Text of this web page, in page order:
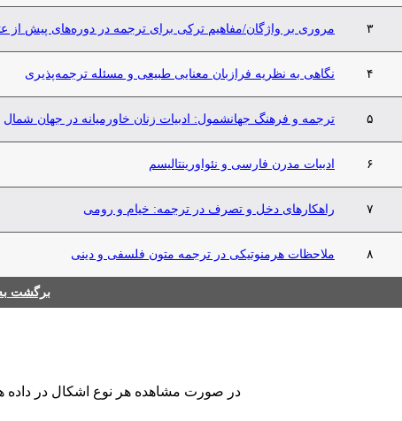
۳ مروری بر واژگان/مفاهیم ترکی برای ترجمه در دوره‌های پیش از
۴ نگاهی به نظریه فرازبان معنایی طبیعی و مسئله ترجمه‌پذیری
۵ ترجمه و فرهنگ جهانشمول: ادبیات زنان خاورمیانه در جهان شمال
۶ ادبیات مدرن فارسی و نئواورینتالیسم
۷ راهکارهای دخل و تصرف در ترجمه: خیام و رومی
۸ ملاحظات هرمنوتیکی در ترجمه متون فلسفی و دینی
برگشت
در صورت مشاهده هر نوع اشکال در داده